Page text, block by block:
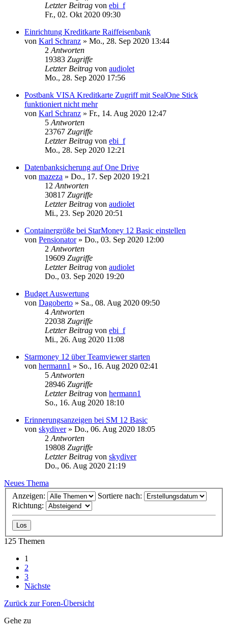
Letzter Beitrag von ebi_f
Fr., 02. Okt 2020 09:30
Einrichtung Kreditkarte Raiffeisenbank
von Karl Schranz » Mo., 28. Sep 2020 13:44
2 Antworten
19383 Zugriffe
Letzter Beitrag von audiolet
Mo., 28. Sep 2020 17:56
Postbank VISA Kreditkarte Zugriff mit SealOne Stick
funktioniert nicht mehr
von Karl Schranz » Fr., 14. Aug 2020 12:47
5 Antworten
23767 Zugriffe
Letzter Beitrag von ebi_f
Mo., 28. Sep 2020 12:21
Datenbanksicherung auf One Drive
von mazeza » Do., 17. Sep 2020 19:21
12 Antworten
30817 Zugriffe
Letzter Beitrag von audiolet
Mi., 23. Sep 2020 20:51
Containergröße bei StarMoney 12 Basic einstellen
von Pensionator» Do., 03. Sep 2020 12:00
2 Antworten
19609 Zugriffe
Letzter Beitrag von audiolet
Do., 03. Sep 2020 19:20
Budget Auswertung
von Dagoberto » Sa., 08. Aug 2020 09:50
4 Antworten
22038 Zugriffe
Letzter Beitrag von ebi_f
Mi., 26. Aug 2020 11:08
Starmoney 12 über Teamviewer starten
von hermann1 » So., 16. Aug 2020 02:41
5 Antworten
28946 Zugriffe
Letzter Beitrag von hermann1
So., 16. Aug 2020 18:10
Erinnerungsanzeigen bei SM 12 Basic
von skydiver» Do., 06. Aug 2020 18:05
2 Antworten
19808 Zugriffe
Letzter Beitrag von skydiver
Do., 06. Aug 2020 21:19
Neues Thema
Anzeigen:
Sortiere nach:
Richtung:
125 Themen
1
2
3
Nächste
Zurück zur Foren-Übersicht
Gehe zu